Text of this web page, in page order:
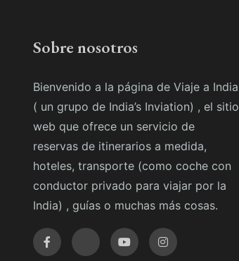
Sobre nosotros
Bienvenido a la página de Viaje a India
( un grupo de India’s Inviation) , el sitio
web que ofrece un servicio de
reservas de itinerarios a medida,
hoteles, transporte (como coche con
conductor privado para viajar por la
India) , guías o muchas más cosas.